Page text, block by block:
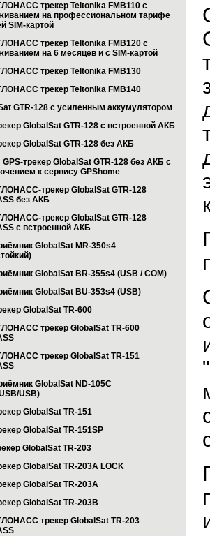
трекер Teltonika FMB110 с
на профессиональном тарифе
SIM-картой
трекер Teltonika FMB120 с
на 6 месяцев и с SIM-картой
трекер Teltonika FMB130
трекер Teltonika FMB140
GTR-128 с усиленным аккумулятором
GlobalSat GTR-128 с встроенной АКБ
GlobalSat GTR-128 без АКБ
трекер GlobalSat GTR-128 без АКБ с
к сервису GPShome
трекер GlobalSat GTR-128
без АКБ
трекер GlobalSat GTR-128
с встроенной АКБ
GlobalSat MR-350s4
GlobalSat BR-355s4 (USB / COM)
GlobalSat BU-353s4 (USB)
GlobalSat TR-600
трекер GlobalSat TR-600
трекер GlobalSat TR-151
GlobalSat ND-105C
USB)
GlobalSat TR-151
GlobalSat TR-151SP
GlobalSat TR-203
GlobalSat TR-203А LOCK
GlobalSat TR-203А
GlobalSat TR-203B
трекер GlobalSat TR-203